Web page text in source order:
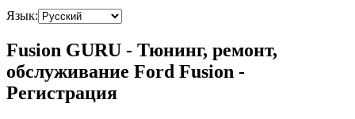
Язык:
Fusion GURU - Тюнинг, ремонт,
обслуживание Ford Fusion -
Регистрация